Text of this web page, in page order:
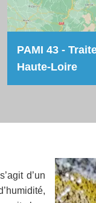
PAMI 43 -
Haute-Loire
d’un